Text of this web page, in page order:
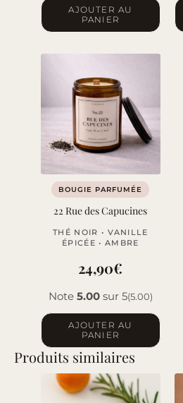
AJOUTER AU
PANIER
BOUGIE PARFUMÉE
22 Rue des Capucines
THÉ NOIR • VANILLE
ÉPICÉE • AMBRE
24,90€
Note 5.00sur 5(5.00)
AJOUTER AU
PANIER
Produits similaires